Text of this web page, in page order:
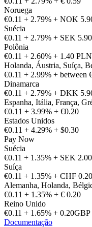
Noruega
€0.11 + 2.79% + NOK
Suécia
€0.11 + 2.79% + SEK 5.90
Polônia
€0.11 + 2.60% + 1.40 PLN
Holanda, Áustria, Suíça,
€0.11 + 2.99% + between
Dinamarca
€0.11 + 2.79% + DKK
Espanha, Itália, França,
€0.11 + 3.99% + €0.20
Estados Unidos
€0.11 + 4.29% + $0.30
Pay Now
Suécia
€0.11 + 1.35% + SEK 2.00
Suíça
€0.11 + 1.35% + CHF 0.20
Alemanha, Holanda,
€0.11 + 1.35% + € 0.20
Reino Unido
€0.11 + 1.65% + 0.20GBP
Documentação